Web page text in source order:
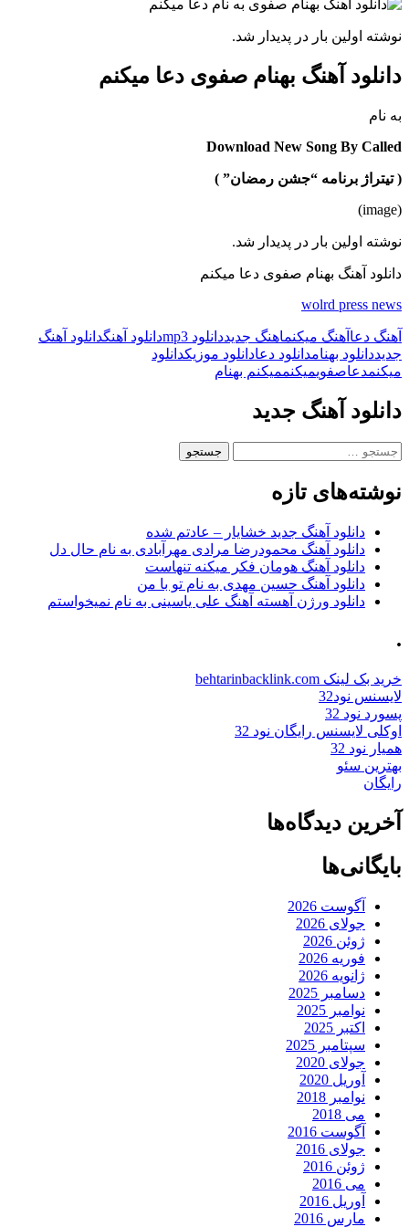
نوشته اولین بار در پدیدار شد.
دانلود آهنگ بهنام صفوی دعا میکنم
به نام
Download New Song By Called
( تیتراژ برنامه “جشن رمضان” )
(image)
نوشته اولین بار در پدیدار شد.
دانلود آهنگ بهنام صفوی دعا میکنم
wolrd press news
آهنگ دعا آهنگ میکنماهنگ جدیددانلود mp3 دانلود آهنگدانلود آهنگ
جدیددانلود بهنامدانلود دعادانلود موزیکدانلود
میکنمدعاصفویمیکنممیکنم بهنام
دانلود آهنگ جدید
جستجو
نوشته‌های تازه
دانلود آهنگ جدید خشایار – عادتم شده
دانلود آهنگ محمودرضا مرادی مهرآبادی به نام حال دل
دانلود آهنگ هومان فکر میکنه تنهاست
دانلود آهنگ حسین مهدی به نام تو با من
دانلود ورژن آهسته آهنگ علی یاسینی به نام نمیخواستم
.
خرید بک لینک behtarinbacklink.com
لایسنس نود32
پسورد نود 32
اوکلی لایسنس رایگان نود 32
همیار نود 32
بهترین سئو
رایگان
آخرین دیدگاه‌ها
بایگانی‌ها
آگوست 2026
جولای 2026
ژوئن 2026
فوریه 2026
ژانویه 2026
دسامبر 2025
نوامبر 2025
اکتبر 2025
سپتامبر 2025
جولای 2020
آوریل 2020
نوامبر 2018
می 2018
آگوست 2016
جولای 2016
ژوئن 2016
می 2016
آوریل 2016
مارس 2016